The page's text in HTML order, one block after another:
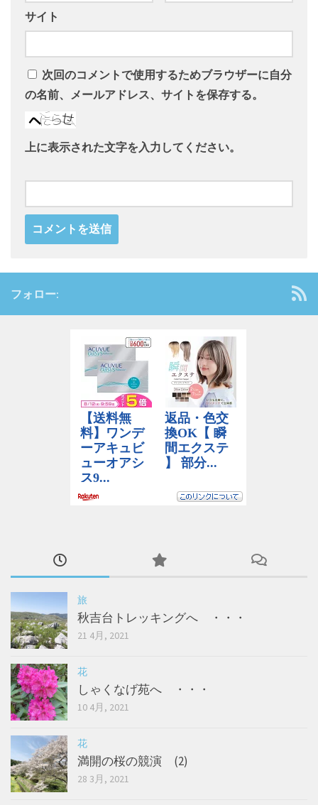
サイト
次回のコメントで使用するためブラウザーに自分
の名前、メールアドレス、サイトを保存する。
上に表示された文字を入力してください。
フォロー:
旅
秋吉台トレッキングへ ・・・
21 4月, 2021
花
しゃくなげ苑へ ・・・
10 4月, 2021
花
満開の桜の競演 (2)
28 3月, 2021